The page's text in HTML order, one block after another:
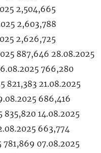
2,504,665
2,603,788
2,626,725
887,646 28.08.2025
766,280
821,383 21.08.2025
686,416
835,820 14.08.2025
663,774
781,869 07.08.2025